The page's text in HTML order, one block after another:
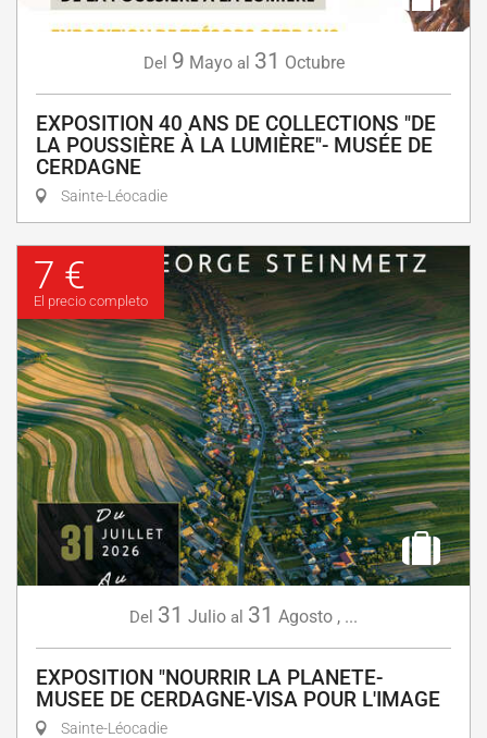
Del 9 Mayo al 31 Octubre
EXPOSITION 40 ANS DE COLLECTIONS "DE
LA POUSSIÈRE À LA LUMIÈRE"- MUSÉE DE
CERDAGNE
Sainte-Léocadie
7 €
El precio completo
Del 31 Julio al 31 Agosto , ...
EXPOSITION "NOURRIR LA PLANETE-
MUSEE DE CERDAGNE-VISA POUR L'IMAGE
Sainte-Léocadie